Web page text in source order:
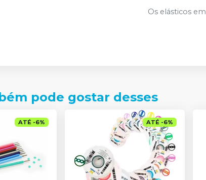
Os elásticos
pode gostar desses
ATÉ -6% ATÉ -6%